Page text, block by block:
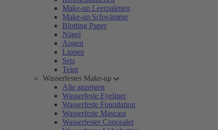
Make-up Leerpaletten
Make-up Schwämme
Blotting Paper
Nägel
Augen
Lippen
Sets
Teint
Wasserfestes Make-up
Alle anzeigen
Wasserfeste Eyeliner
Wasserfeste Foundation
Wasserfeste Mascara
Wasserfester Concealer